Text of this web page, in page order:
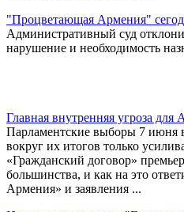
"Процветающая Армения"
Административный суд
нарушение и необходимость
Главная внутренняя угроза
Парламентские выборы 7 июня
вокруг их итогов только
«Гражданский договор»
большинства, и как на это
Армения» и заявления ...